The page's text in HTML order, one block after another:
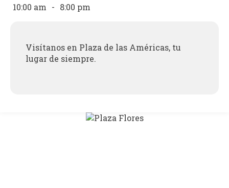
10:00 am - 8:00 pm
Visítanos en Plaza de las Américas, tu
lugar de siempre.